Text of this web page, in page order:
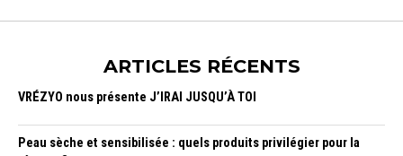
ARTICLES RÉCENTS
VRÉZYO nous présente J’IRAI JUSQU’À TOI
Peau sèche et sensibilisée : quels produits privilégier pour la